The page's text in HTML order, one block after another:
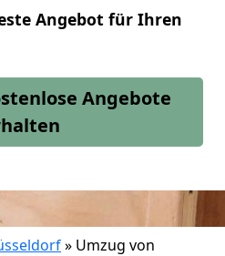
Angebot für Ihren
Angebote
» Umzug von